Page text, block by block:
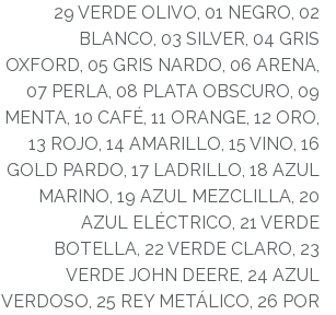
29 VERDE OLIVO, 01 NEGRO, 02
BLANCO, 03 SILVER, 04 GRIS
OXFORD, 05 GRIS NARDO, 06 ARENA,
07 PERLA, 08 PLATA OBSCURO, 09
MENTA, 10 CAFÉ, 11 ORANGE, 12 ORO,
13 ROJO, 14 AMARILLO, 15 VINO, 16
GOLD PARDO, 17 LADRILLO, 18 AZUL
MARINO, 19 AZUL MEZCLILLA, 20
AZUL ELÉCTRICO, 21 VERDE
BOTELLA, 22 VERDE CLARO, 23
VERDE JOHN DEERE, 24 AZUL
VERDOSO, 25 REY METÁLICO, 26 POR